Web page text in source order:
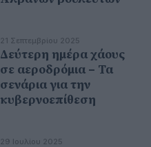
21 Σεπτεμβρίου 2025
Δεύτερη ημέρα χάους
σε αεροδρόμια – Τα
σενάρια για την
κυβερνοεπίθεση
29 Ιουλίου 2025